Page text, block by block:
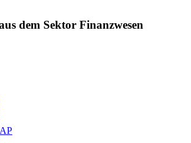
dem Sektor Finanzwesen